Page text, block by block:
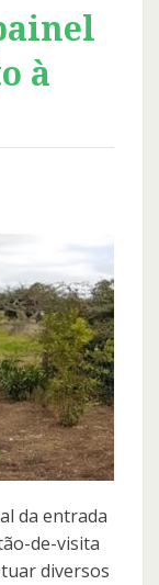
à
da entrada
de-visita
diversos